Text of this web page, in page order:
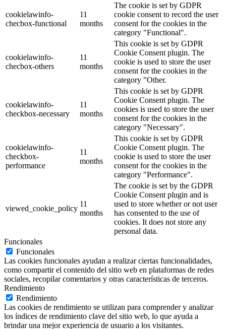
cookielawinfo-
checbox-functional
11
months
The cookie is set by GDPR
cookie consent to record the user
consent for the cookies in the
category "Functional".
cookielawinfo-
checbox-others
11
months
This cookie is set by GDPR
Cookie Consent plugin. The
cookie is used to store the user
consent for the cookies in the
category "Other.
cookielawinfo-
checkbox-necessary
11
months
This cookie is set by GDPR
Cookie Consent plugin. The
cookies is used to store the user
consent for the cookies in the
category "Necessary".
cookielawinfo-
checkbox-
performance
11
months
This cookie is set by GDPR
Cookie Consent plugin. The
cookie is used to store the user
consent for the cookies in the
category "Performance".
viewed_cookie_policy
11
months
The cookie is set by the GDPR
Cookie Consent plugin and is
used to store whether or not user
has consented to the use of
cookies. It does not store any
personal data.
Funcionales
Funcionales
Las cookies funcionales ayudan a realizar ciertas funcionalidades,
como compartir el contenido del sitio web en plataformas de redes
sociales, recopilar comentarios y otras características de terceros.
Rendimiento
Rendimiento
Las cookies de rendimiento se utilizan para comprender y analizar
los índices de rendimiento clave del sitio web, lo que ayuda a
brindar una mejor experiencia de usuario a los visitantes.